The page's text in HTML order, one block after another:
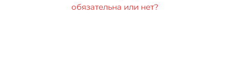
обязательна или нет?